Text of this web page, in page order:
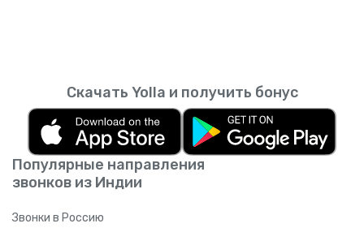
Популярные направления
звонков из Индии
Звонки в Россию
Скачать Yolla и получить бонус